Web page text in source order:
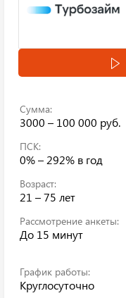
Сумма:
3000 – 100 000 руб.
ПСК:
0% – 292% в год
Возраст:
21 – 75 лет
Рассмотрение анкеты:
До 15 минут
График работы:
Круглосуточно